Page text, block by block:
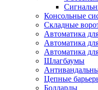
Консольные
Складные
Автоматика
Автоматика
Автоматика
Шлагбаумы
Цепные
Болларды